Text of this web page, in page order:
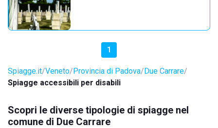
1
Spiagge.it Veneto Provincia di Padova Due Carrare
Spiagge accessibili per disabili
Scopri le diverse tipologie di spiagge nel
comune di Due Carrare